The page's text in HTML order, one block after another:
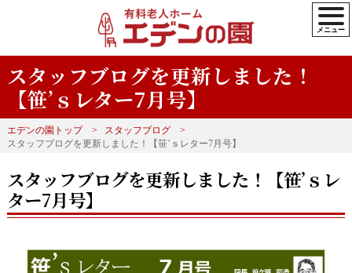
スタッフブログを更新しました！
【笹’ｓレター7月号】
エデンの園トップ
スタッフブログ
スタッフブログを更新しました！【笹’ｓレター7月号】
スタッフブログを更新しました！【笹’ｓレ
ター7月号】